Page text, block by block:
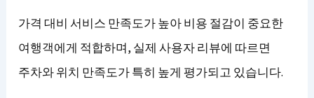
가격 대비 서비스 만족도가 높아 비용 절감이 중요한
여행객에게 적합하며, 실제 사용자 리뷰에 따르면
주차와 위치 만족도가 특히 높게 평가되고 있습니다.